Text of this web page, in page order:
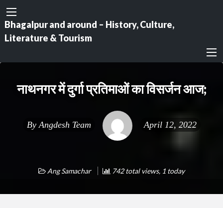
Bhagalpur and around – History, Culture,
Literature & Tourism
नाथनगर में दुर्गा प्रतिमाओं का विसर्जन आज;
By Angdesh Team April 12, 2022
Ang Samachar 742 total views, 1 today